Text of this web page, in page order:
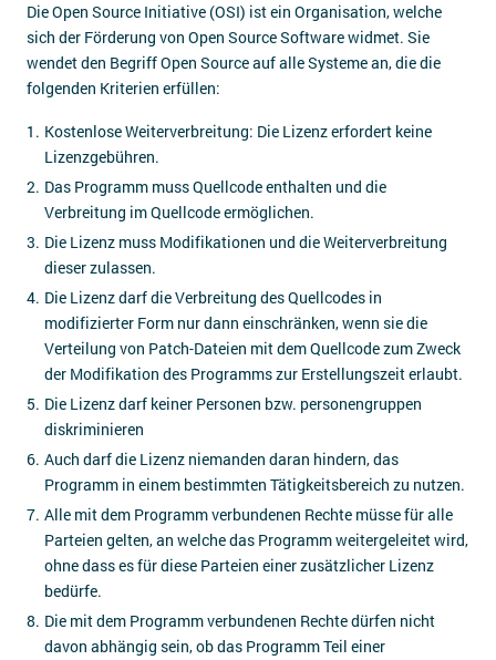
Die Open Source Initiative (OSI) ist ein Organisation, welche
sich der Förderung von Open Source Software widmet. Sie
wendet den Begriff Open Source auf alle Systeme an, die die
folgenden Kriterien erfüllen:
Kostenlose Weiterverbreitung: Die Lizenz erfordert keine
Lizenzgebühren.
Das Programm muss Quellcode enthalten und die
Verbreitung im Quellcode ermöglichen.
Die Lizenz muss Modifikationen und die Weiterverbreitung
dieser zulassen.
Die Lizenz darf die Verbreitung des Quellcodes in
modifizierter Form nur dann einschränken, wenn sie die
Verteilung von Patch-Dateien mit dem Quellcode zum Zweck
der Modifikation des Programms zur Erstellungszeit erlaubt.
Die Lizenz darf keiner Personen bzw. personengruppen
diskriminieren
Auch darf die Lizenz niemanden daran hindern, das
Programm in einem bestimmten Tätigkeitsbereich zu nutzen.
Alle mit dem Programm verbundenen Rechte müsse für alle
Parteien gelten, an welche das Programm weitergeleitet wird,
ohne dass es für diese Parteien einer zusätzlicher Lizenz
bedürfe.
Die mit dem Programm verbundenen Rechte dürfen nicht
davon abhängig sein, ob das Programm Teil einer